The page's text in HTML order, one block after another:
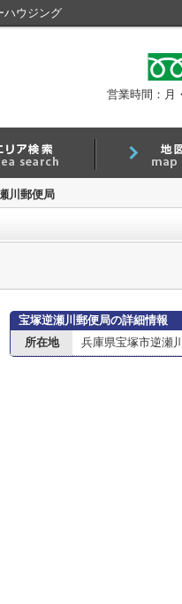
ハウジング
営業時間：月
川郵便局
宝塚逆瀬川郵便局の詳細情報
所在地
兵庫県宝塚市逆瀬